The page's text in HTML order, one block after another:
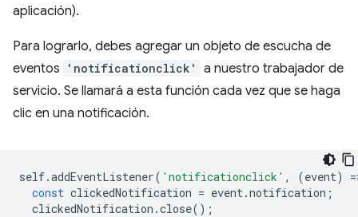
aplicación).
Para lograrlo, debes agregar un objeto de escucha de
eventos
'notificationclick'
a nuestro trabajador de
servicio. Se llamará a esta función cada vez que se haga
clic en una notificación.
self.addEventListener( 'notificationclick' , (event) =
const clickedNotification = event.notification ;
clickedNotification .close();